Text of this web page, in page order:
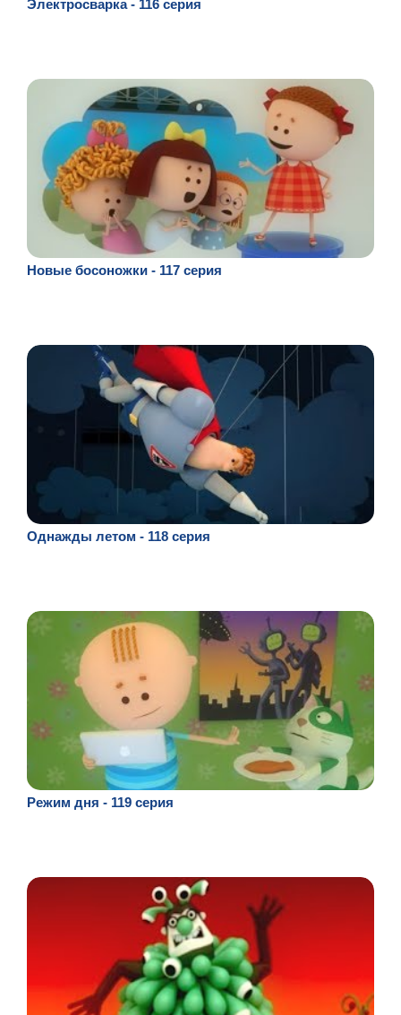
Электросварка - 116 серия
Новые босоножки - 117 серия
Однажды летом - 118 серия
Режим дня - 119 серия